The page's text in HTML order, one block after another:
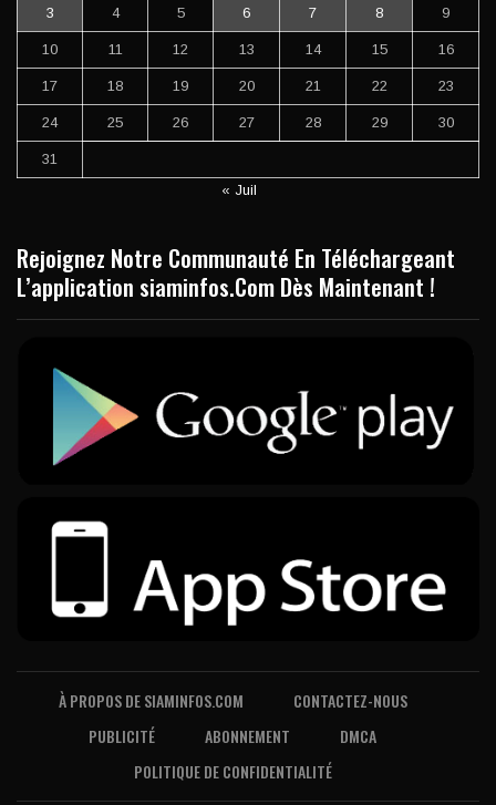
3 4 5 6 7 8 9
10 11 12 13 14 15 16
17 18 19 20 21 22 23
24 25 26 27 28 29 30
31
« Juil
Rejoignez Notre Communauté En Téléchargeant
L’application siaminfos.Com Dès Maintenant !
À PROPOS DE SIAMINFOS.COM
CONTACTEZ-NOUS
PUBLICITÉ
ABONNEMENT
DMCA
POLITIQUE DE CONFIDENTIALITÉ